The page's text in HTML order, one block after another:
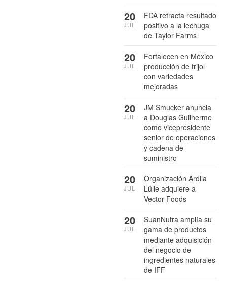
FDA retracta resultado
positivo a la lechuga
de Taylor Farms
20
JUL
Fortalecen en México
producción de frijol
con variedades
mejoradas
20
JUL
JM Smucker anuncia
a Douglas Guilherme
como vicepresidente
senior de operaciones
y cadena de
suministro
20
JUL
Organización Ardila
Lülle adquiere a
Vector Foods
20
JUL
SuanNutra amplía su
gama de productos
mediante adquisición
del negocio de
ingredientes naturales
de IFF
20
JUL